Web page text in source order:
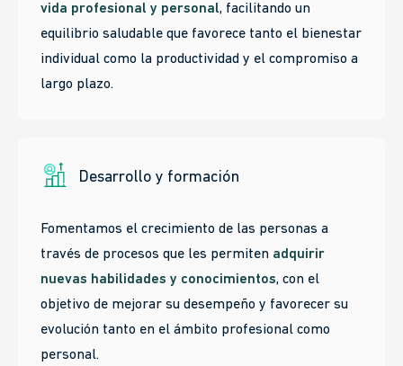
vida profesional y personal, facilitando un
equilibrio saludable que favorece tanto el bienestar
individual como la productividad y el compromiso a
largo plazo.
Desarrollo y formación
Fomentamos el crecimiento de las personas a
través de procesos que les permiten adquirir
nuevas habilidades y conocimientos, con el
objetivo de mejorar su desempeño y favorecer su
evolución tanto en el ámbito profesional como
personal.